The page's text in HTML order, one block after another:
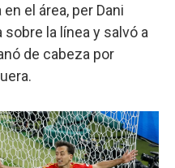
el área, per Dani
la línea y salvó a
de cabeza por